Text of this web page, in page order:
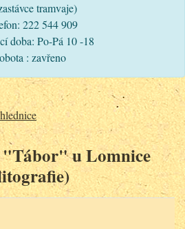
tramvaje)
222 544 909
doba: Po-Pá 10 -18
: zavřeno
"Tábor" u Lomnice